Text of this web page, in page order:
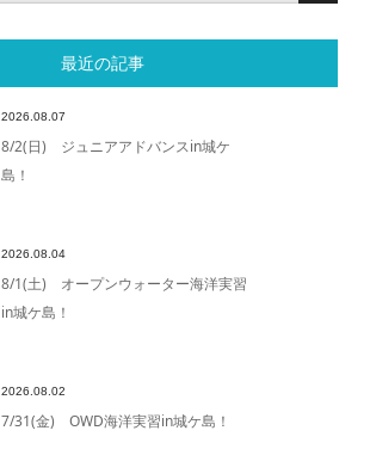
最近の記事
2026.08.07
8/2(日) ジュニアアドバンスin城ケ
島！
2026.08.04
8/1(土) オープンウォーター海洋実習
in城ケ島！
2026.08.02
7/31(金) OWD海洋実習in城ケ島！